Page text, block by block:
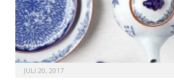
JULI 20, 2017